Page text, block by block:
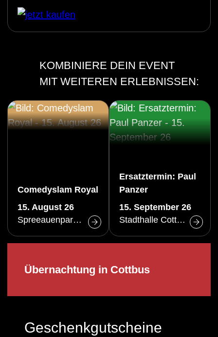
KOMBINIERE DEIN EVENT
MIT WEITEREN ERLEBNISSEN:
Comedyslam Royal
15. August 26
Spreeauenpark Cottbus
Ersatztermin: Paul
Panzer
15. September 26
Stadthalle Cottbus
Übernachtung in Cottbus
Geschenkgutscheine